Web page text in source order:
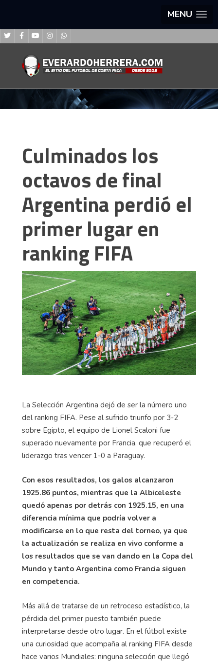
MENU
Culminados los
octavos de final
Argentina perdió el
primer lugar en
ranking FIFA
La Selección Argentina dejó de ser la número uno
del ranking FIFA. Pese al sufrido triunfo por 3-2
sobre Egipto, el equipo de Lionel Scaloni fue
superado nuevamente por Francia, que recuperó el
liderazgo tras vencer 1-0 a Paraguay.
Con esos resultados, los galos alcanzaron
1925.86 puntos, mientras que la Albiceleste
quedó apenas por detrás con 1925.15, en una
diferencia mínima que podría volver a
modificarse en lo que resta del torneo, ya que
la actualización se realiza en vivo conforme a
los resultados que se van dando en la Copa del
Mundo y tanto Argentina como Francia siguen
en competencia.
Más allá de tratarse de un retroceso estadístico, la
pérdida del primer puesto también puede
interpretarse desde otro lugar. En el fútbol existe
una curiosidad que acompaña al ranking FIFA desde
hace varios Mundiales: ninguna selección que llegó